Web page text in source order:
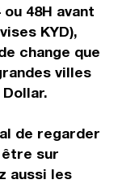
48H avant
KYD),
change que
villes
de regarder
être sur
aussi les